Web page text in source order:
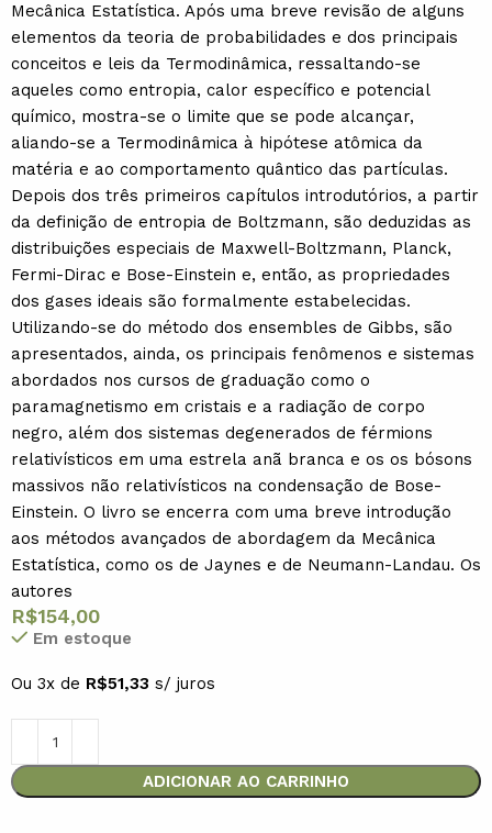
Mecânica Estatística. Após uma breve revisão de alguns
elementos da teoria de probabilidades e dos principais
conceitos e leis da Termodinâmica, ressaltando-se
aqueles como entropia, calor específico e potencial
químico, mostra-se o limite que se pode alcançar,
aliando-se a Termodinâmica à hipótese atômica da
matéria e ao comportamento quântico das partículas.
Depois dos três primeiros capítulos introdutórios, a partir
da definição de entropia de Boltzmann, são deduzidas as
distribuições especiais de Maxwell-Boltzmann, Planck,
Fermi-Dirac e Bose-Einstein e, então, as propriedades
dos gases ideais são formalmente estabelecidas.
Utilizando-se do método dos ensembles de Gibbs, são
apresentados, ainda, os principais fenômenos e sistemas
abordados nos cursos de graduação como o
paramagnetismo em cristais e a radiação de corpo
negro, além dos sistemas degenerados de férmions
relativísticos em uma estrela anã branca e os os bósons
massivos não relativísticos na condensação de Bose-
Einstein. O livro se encerra com uma breve introdução
aos métodos avançados de abordagem da Mecânica
Estatística, como os de Jaynes e de Neumann-Landau. Os
autores
R$154,00
Em estoque
Ou 3x de R$51,33 s/ juros
ADICIONAR AO CARRINHO